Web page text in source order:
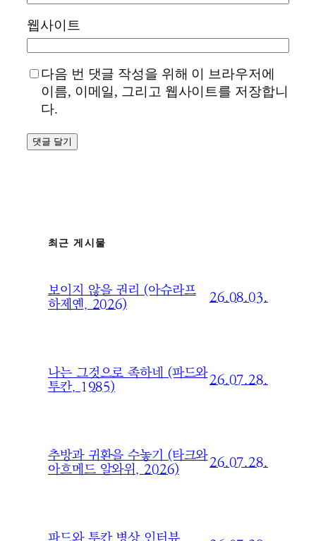
웹사이트
다음 번 댓글 작성을 위해 이 브라우저에
이름, 이메일, 그리고 웹사이트를 저장합니
다.
최근 게시물
보이지 않을 권리 (아슈라프
하제옌, 2026) 26.08.03.
나는 그것으로 족하네 (파드와
투칸, 1985) 26.07.28.
추방과 귀환을 수놓기 (타크와
아흐메드 알와위, 2026) 26.07.28.